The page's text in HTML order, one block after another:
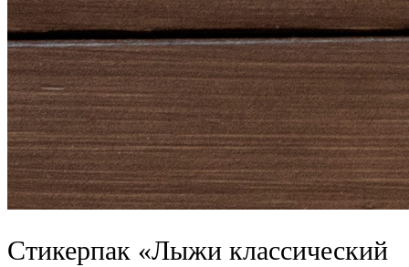
Стикерпак «Лыжи классический